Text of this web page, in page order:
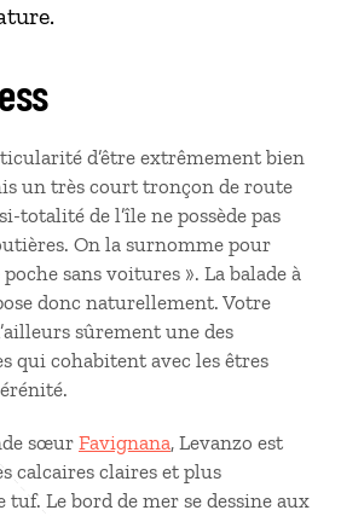
d’être extrêmement bien
un très court tronçon de route
totalité de l’île ne possède pas
On la surnomme pour
sans voitures ». La balade à
donc naturellement. Votre
sûrement une des
qui cohabitent avec les êtres
sœur Favignana, Levanzo est
calcaires claires et plus
Le bord de mer se dessine aux